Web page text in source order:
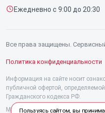
Контакты
Ежедневно с 9:00 до 20:30
Все права защищены.
Политика конфиденциальности
Информация на сайте носит
публичной офертой,
Гражданского кодекса РФ.
Мы специализируемся на
Пользуясь сайтом, вы